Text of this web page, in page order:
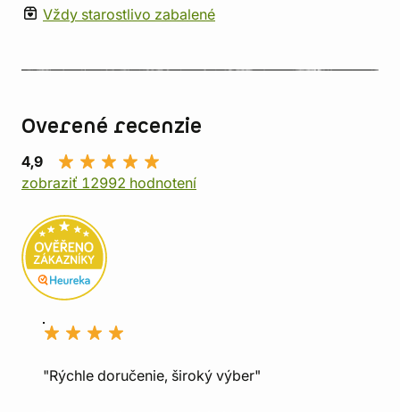
Vždy starostlivo zabalené
Overené recenzie
4,9
zobraziť 12992 hodnotení
"Rýchle doručenie, široký výber"